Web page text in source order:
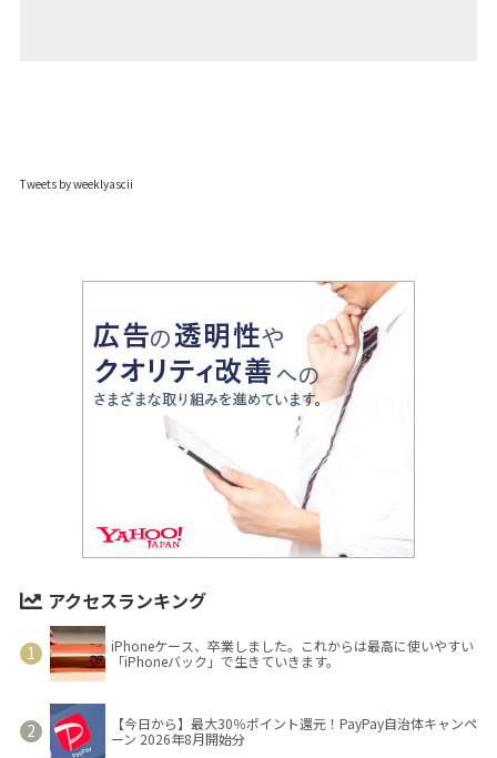
Tweets by weeklyascii
アクセスランキング
iPhoneケース、卒業しました。これからは最高に使いやすい
「iPhoneバック」で生きていきます。
【今日から】最大30％ポイント還元！PayPay自治体キャンペ
ーン 2026年8月開始分